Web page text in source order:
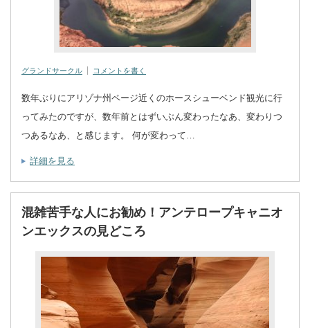
グランドサークル コメントを書く
数年ぶりにアリゾナ州ページ近くのホースシューベンド観光に行
ってみたのですが、数年前とはずいぶん変わったなあ、変わりつ
つあるなあ、と感じます。 何が変わって…
詳細を見る
混雑苦手な人にお勧め！アンテロープキャニオ
ンエックスの見どころ